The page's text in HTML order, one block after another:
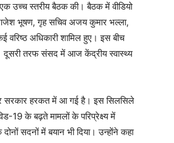
उच्च स्तरीय बैठक की। बैठक में वीडियो
राजेश भूषण, गृह सचिव अजय कुमार भल्ला,
वरिष्ठ अधिकारी शामिल हुए। इस बीच
दूसरी तरफ संसद में आज केंद्रीय स्वास्थ्य
सरकार हरकत में आ गई है। इस सिलसिले
19 के बढ़ते मामलों के परिप्रेक्ष्य में
सदनों में बयान भी दिया। उन्होंने कहा